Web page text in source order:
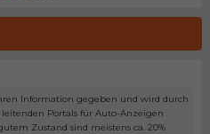
Information gegeben und wird durch
Portals für Auto-Anzeigen
Zustand sind meistens ca. 20%